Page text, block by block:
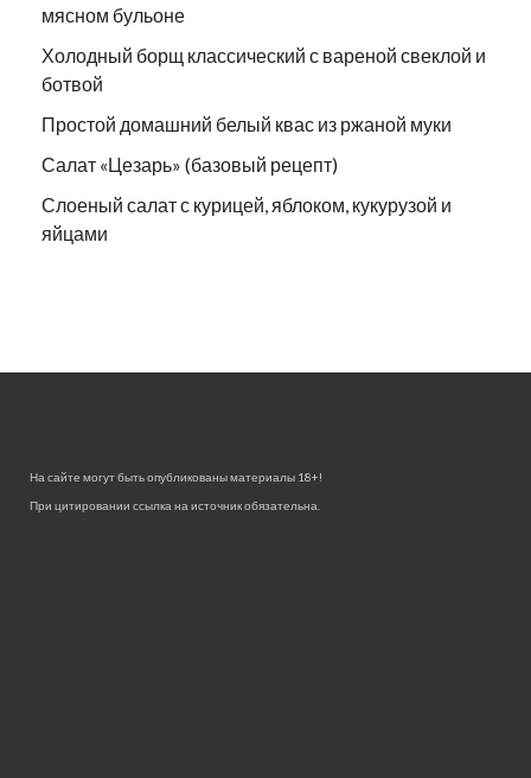
мясном бульоне
Холодный борщ классический с вареной свеклой и
ботвой
Простой домашний белый квас из ржаной муки
Салат «Цезарь» (базовый рецепт)
Слоеный салат с курицей, яблоком, кукурузой и
яйцами
На сайте могут быть опубликованы материалы 18+!
При цитировании ссылка на источник обязательна.